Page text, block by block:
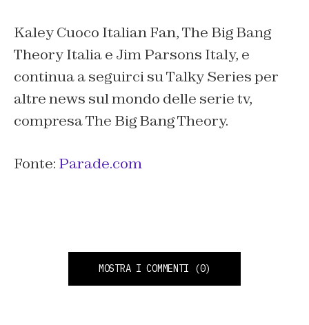
Kaley Cuoco Italian Fan, The Big Bang
Theory Italia e Jim Parsons Italy, e
continua a seguirci su Talky Series per
altre news sul mondo delle serie tv,
compresa The Big Bang Theory.
Fonte: Parade.com
MOSTRA I COMMENTI (0)